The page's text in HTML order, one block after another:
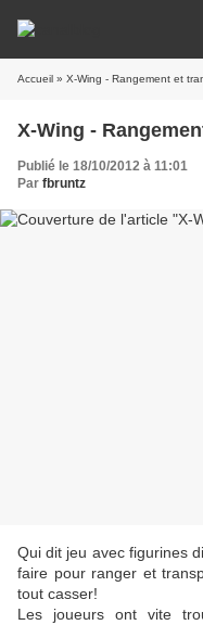
Accueil » X-Wing - Rangement et
X-Wing -
Publié le 18/10/2012 à 11:01
Par fbruntz
Qui dit jeu avec figurines
faire pour ranger et
tout casser!
Les joueurs ont vite